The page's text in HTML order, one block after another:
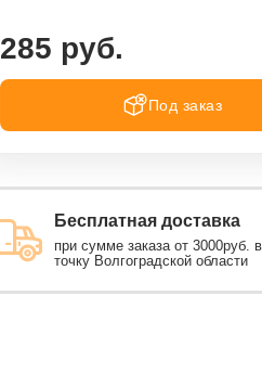
285 руб.
Под заказ
Бесплатная доставка
при сумме заказа от 3000руб.
точку Волгоградской области